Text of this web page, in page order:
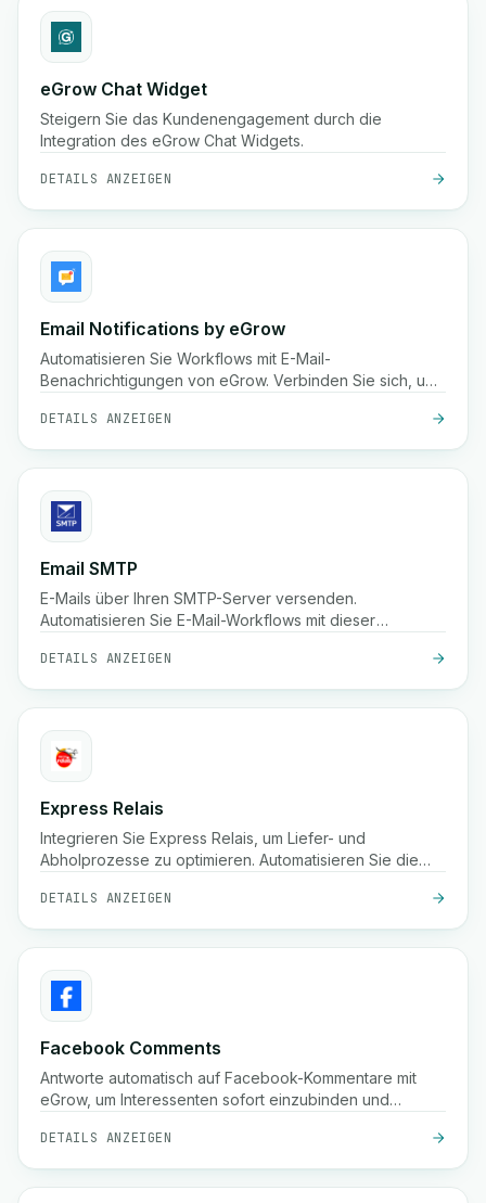
eGrow Chat Widget
Steigern Sie das Kundenengagement durch die
Integration des eGrow Chat Widgets.
DETAILS ANZEIGEN
Email Notifications by eGrow
Automatisieren Sie Workflows mit E-Mail-
Benachrichtigungen von eGrow. Verbinden Sie sich, um
basierend auf Auslösern zu versenden.
DETAILS ANZEIGEN
Email SMTP
E-Mails über Ihren SMTP-Server versenden.
Automatisieren Sie E-Mail-Workflows mit dieser
DETAILS ANZEIGEN
Express Relais
Integrieren Sie Express Relais, um Liefer- und
Abholprozesse zu optimieren. Automatisieren Sie die
DETAILS ANZEIGEN
Facebook Comments
Antworte automatisch auf Facebook-Kommentare mit
eGrow, um Interessenten sofort einzubinden und
DETAILS ANZEIGEN